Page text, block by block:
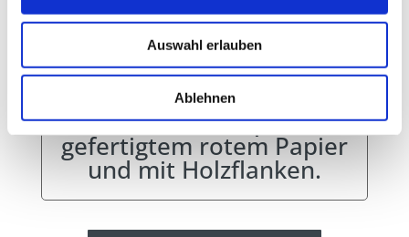
Auswahl erlauben
Ablehnen
Authentische
Neustanzungen von
Notenrollen, z.B. Welte
T100 (rot) auf speziell
gefertigtem rotem Papier
und mit Holzflanken.